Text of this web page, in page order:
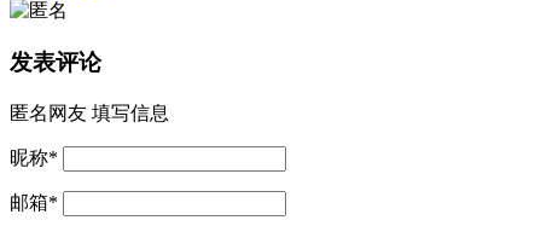
发表评论
匿名网友 填写信息
昵称*
邮箱*